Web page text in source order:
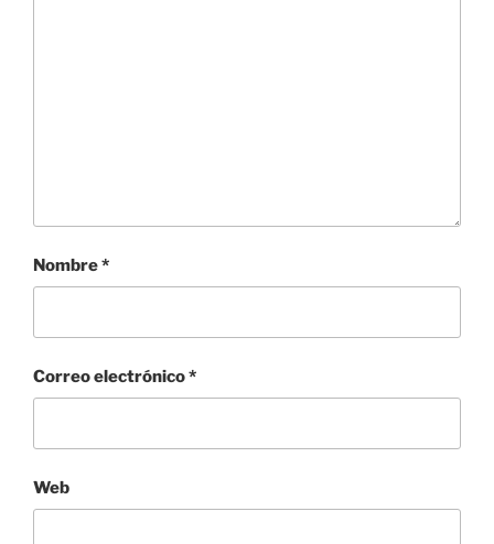
Nombre*
Correo electrónico*
Web